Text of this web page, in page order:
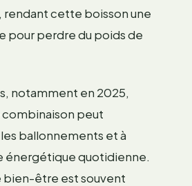
rendant cette boisson une
pour perdre du poids de
notamment en 2025,
peut
ballonnements et à
énergétique quotidienne.
bien-être est souvent